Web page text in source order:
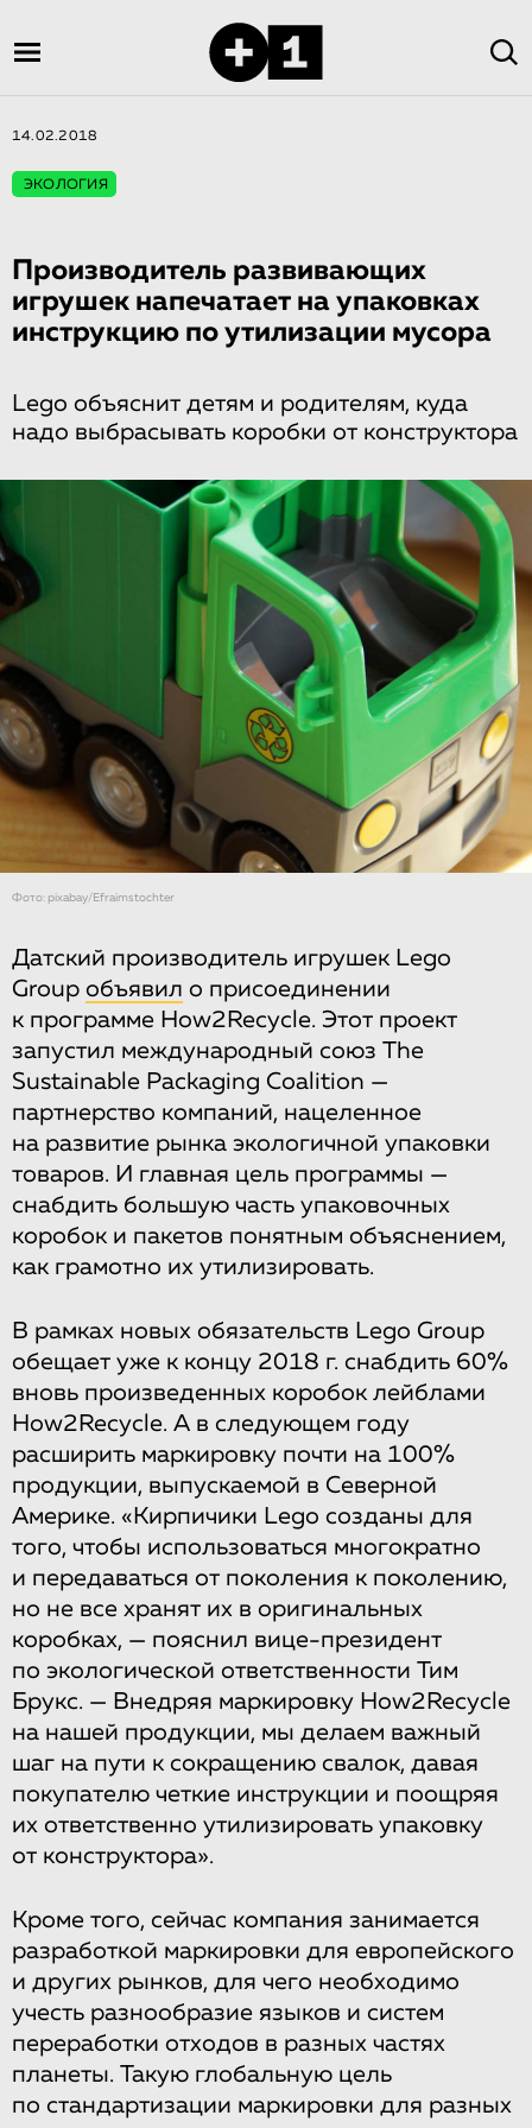
14.02.2018
ЭКОЛОГИЯ
Производитель развивающих
игрушек напечатает на упаковках
инструкцию по утилизации мусора
Lego объяснит детям и родителям, куда
надо выбрасывать коробки от конструктора
Фото: pixabay/Efraimstochter
Датский производитель игрушек Lego
Group объявил о присоединении
к программе How2Recycle. Этот проект
запустил международный союз The
Sustainable Packaging Coalition —
партнерство компаний, нацеленное
на развитие рынка экологичной упаковки
товаров. И главная цель программы —
снабдить большую часть упаковочных
коробок и пакетов понятным объяснением,
как грамотно их утилизировать.
В рамках новых обязательств Lego Group
обещает уже к концу 2018 г. снабдить 60%
вновь произведенных коробок лейблами
How2Recycle. А в следующем году
расширить маркировку почти на 100%
продукции, выпускаемой в Северной
Америке. «Кирпичики Lego созданы для
того, чтобы использоваться многократно
и передаваться от поколения к поколению,
но не все хранят их в оригинальных
коробках, — пояснил вице-президент
по экологической ответственности Тим
Брукс. — Внедряя маркировку How2Recycle
на нашей продукции, мы делаем важный
шаг на пути к сокращению свалок, давая
покупателю четкие инструкции и поощряя
их ответственно утилизировать упаковку
от конструктора».
Кроме того, сейчас компания занимается
разработкой маркировки для европейского
и других рынков, для чего необходимо
учесть разнообразие языков и систем
переработки отходов в разных частях
планеты. Такую глобальную цель
по стандартизации маркировки для разных